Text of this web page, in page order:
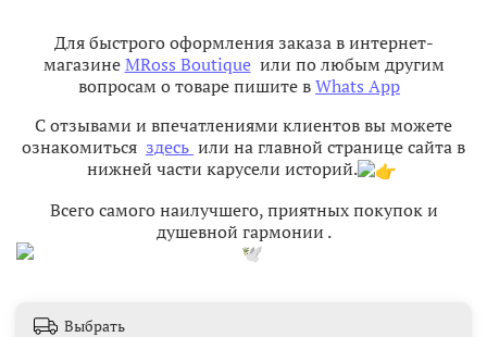
Для быстрого оформления заказа в интернет-
магазинеMRoss Boutiqueили по любым другим
вопросам о товаре пишите вWhats App
С отзывами и впечатлениями клиентов вы можете
ознакомиться здесь или на главной странице сайта в
нижней части карусели историй.
Всего самого наилучшего, приятных покупок и
душевной гармонии .
Выбрать